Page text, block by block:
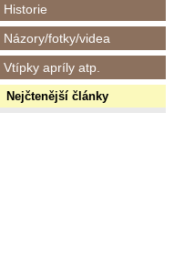
Historie
Názory/fotky/videa
Vtípky apríly atp.
Nejčtenější články